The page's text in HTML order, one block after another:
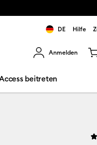
DE Hilfe
Anmelden
beitreten